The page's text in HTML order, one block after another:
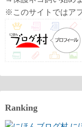
※このサイトではア
Ranking